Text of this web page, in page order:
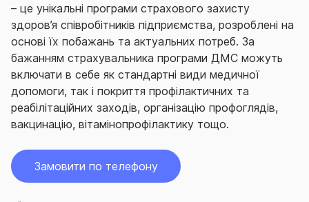
– це унікальні програми страхового захисту
здоров’я співробітників підприємства, розроблені на
основі їх побажань та актуальних потреб. За
бажанням страхувальника програми ДМС можуть
включати в себе як стандартні види медичної
допомоги, так і покриття профілактичних та
реабілітаційних заходів, організацію профоглядів,
вакцинацію, вітамінопрофілактику тощо.
Замовити по телефону